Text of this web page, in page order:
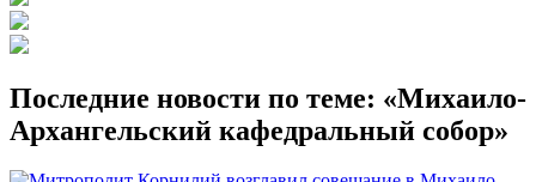
Последние новости по теме: «Михаило-
Архангельский кафедральный собор»